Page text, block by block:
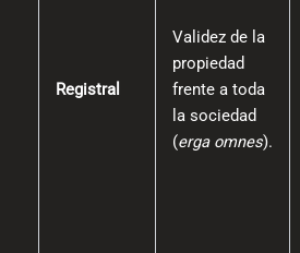
Registral
Validez de la
propiedad
frente a toda
la sociedad
(erga omnes).